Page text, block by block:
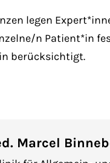
legen
n Patient*in
berücksichtigt.
Marcel